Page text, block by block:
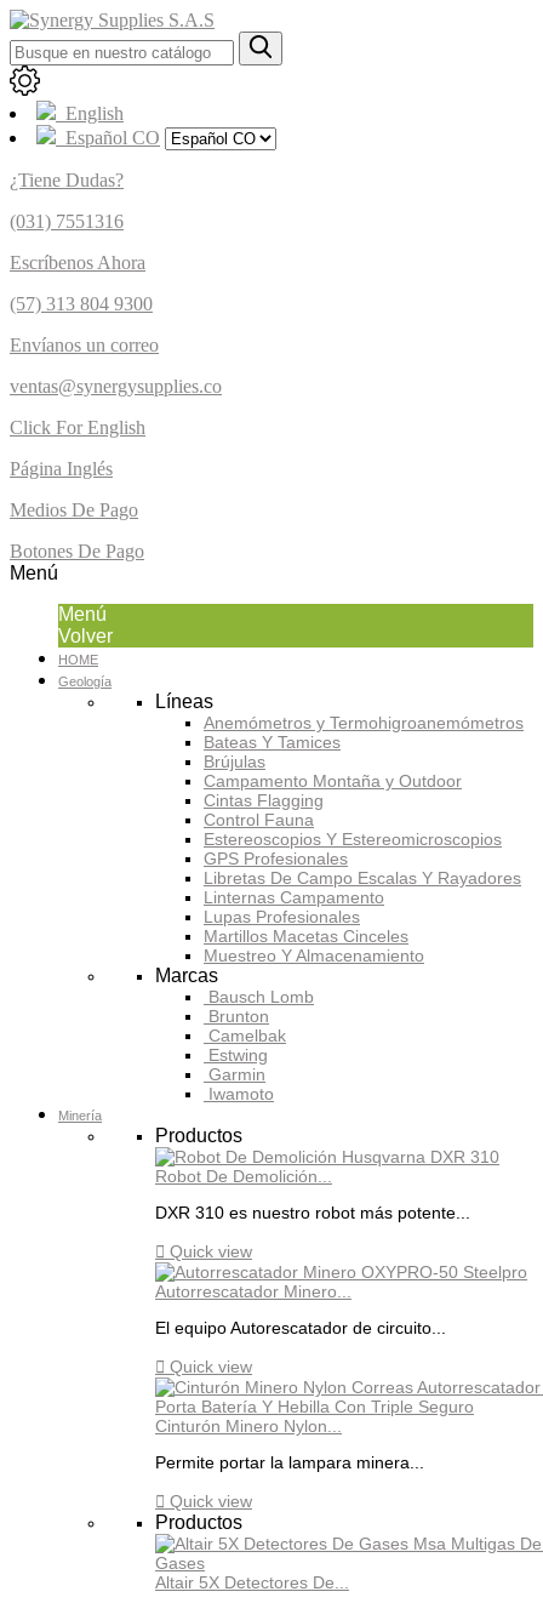
English
Español CO
¿Tiene Dudas?
(031) 7551316
Escríbenos Ahora
(57) 313 804 9300
Envíanos un correo
ventas@synergysupplies.co
Click For English
Página Inglés
Medios De Pago
Botones De Pago
Menú
Menú
Volver
HOME
Geología
Líneas
Anemómetros y Termohigroanemómetros
Bateas Y Tamices
Brújulas
Campamento Montaña y Outdoor
Cintas Flagging
Control Fauna
Estereoscopios Y Estereomicroscopios
GPS Profesionales
Libretas De Campo Escalas Y Rayadores
Linternas Campamento
Lupas Profesionales
Martillos Macetas Cinceles
Muestreo Y Almacenamiento
Marcas
Bausch Lomb
Brunton
Camelbak
Estwing
Garmin
Iwamoto
Minería
Productos
Robot De Demolición...
DXR 310 es nuestro robot más potente...
 Quick view
Autorrescatador Minero...
El equipo Autorescatador de circuito...
 Quick view
Cinturón Minero Nylon...
Permite portar la lampara minera...
 Quick view
Productos
Altair 5X Detectores De...